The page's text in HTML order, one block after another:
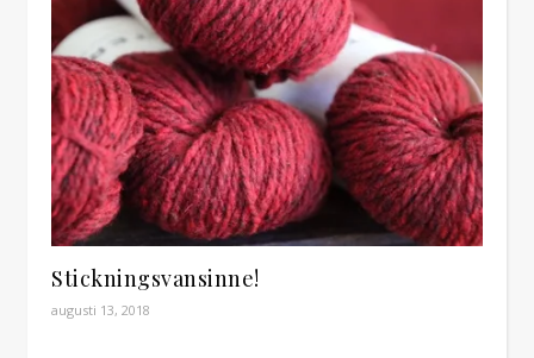
Stickningsvansinne!
augusti 13, 2018